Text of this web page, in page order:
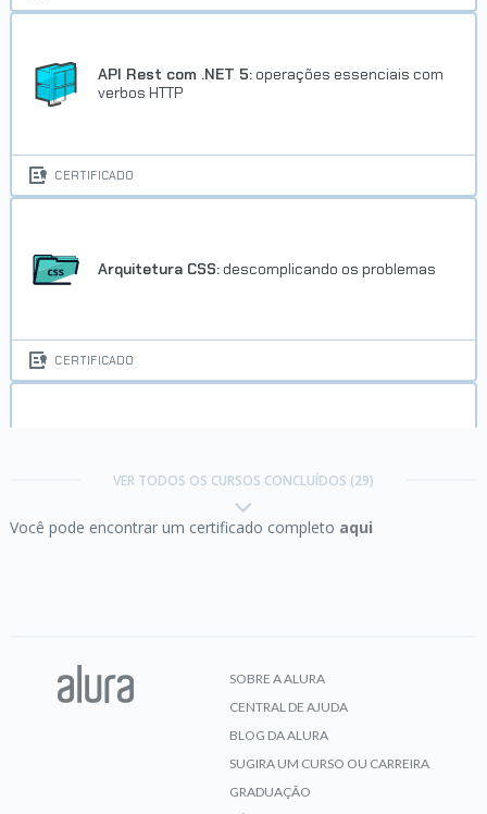
API Rest com .NET 5: operações essenciais com
verbos HTTP
CERTIFICADO
Arquitetura CSS: descomplicando os problemas
CERTIFICADO
VER TODOS OS CURSOS CONCLUÍDOS (29)
Você pode encontrar um certificado completo aqui
SOBRE A ALURA
CENTRAL DE AJUDA
BLOG DA ALURA
SUGIRA UM CURSO OU CARREIRA
GRADUAÇÃO